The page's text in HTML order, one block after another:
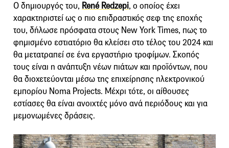
Ο δημιουργός του, René Redzepi, ο οποίος έχει
χαρακτηριστεί ως ο πιο επιδραστικός σεφ της εποχής
του, δήλωσε πρόσφατα στους New York Times, πως το
φημισμένο εστιατόριο θα κλείσει στο τέλος του 2024 και
θα μετατραπεί σε ένα εργαστήριο τροφίμων. Σκοπός
τους είναι η ανάπτυξη νέων πιάτων και προϊόντων, που
θα διοχετεύονται μέσω της επιχείρησης ηλεκτρονικού
εμπορίου Noma Projects. Μέχρι τότε, οι αίθουσες
εστίασες θα είναι ανοιχτές μόνο ανά περιόδους και για
μεμονωμένες δράσεις.